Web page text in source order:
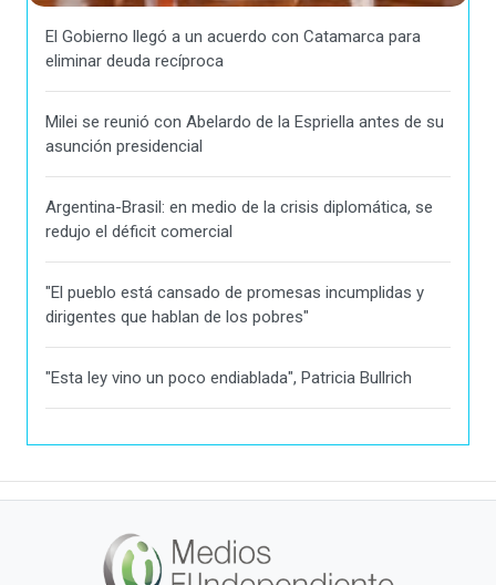
El Gobierno llegó a un acuerdo con Catamarca para
eliminar deuda recíproca
Milei se reunió con Abelardo de la Espriella antes de su
asunción presidencial
Argentina-Brasil: en medio de la crisis diplomática, se
redujo el déficit comercial
"El pueblo está cansado de promesas incumplidas y
dirigentes que hablan de los pobres"
"Esta ley vino un poco endiablada", Patricia Bullrich